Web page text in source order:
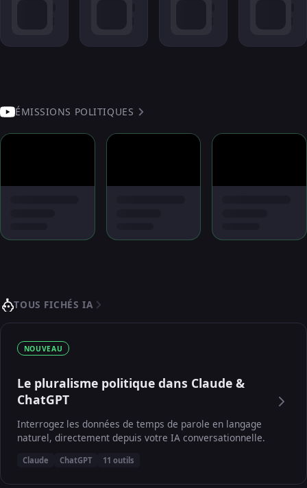
ÉMISSIONS POLITIQUES
TOUS FICHÉS IA
NOUVEAU
Le pluralisme politique dans Claude &
ChatGPT
Interrogez les données de temps de parole en langage
naturel, directement depuis votre IA conversationnelle.
Claude ChatGPT 11 outils